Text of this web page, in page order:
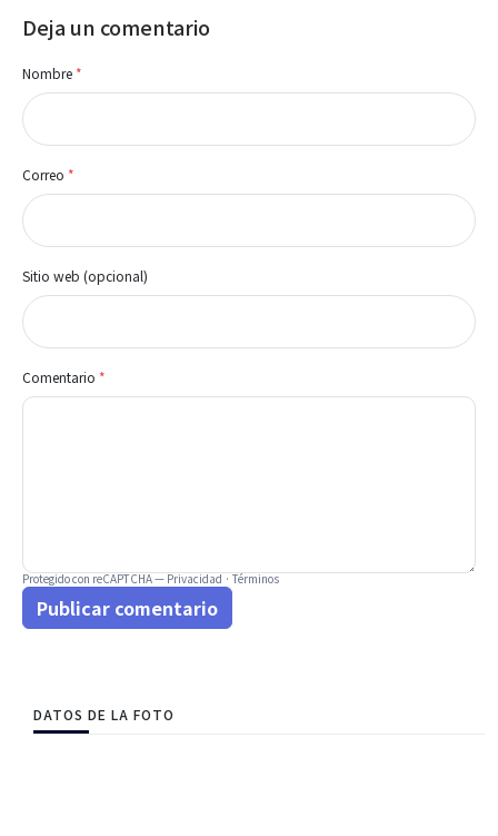
Deja un comentario
Nombre *
Correo *
Sitio web (opcional)
Comentario *
Protegido con reCAPTCHA —Privacidad·Términos
Publicar comentario
DATOS DE LA FOTO